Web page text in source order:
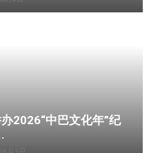
2026“中巴文化年”纪